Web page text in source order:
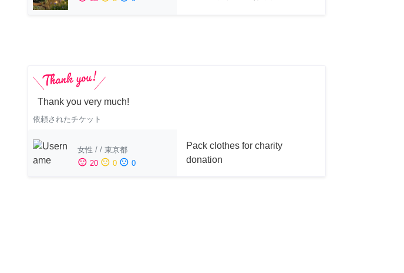
Thank you very much!
依頼されたチケット
女性 / / 東京都
sentiment_satisfied 20 sentiment_neutral 0 sentiment_dissatisfied 0
Pack clothes for charity
donation